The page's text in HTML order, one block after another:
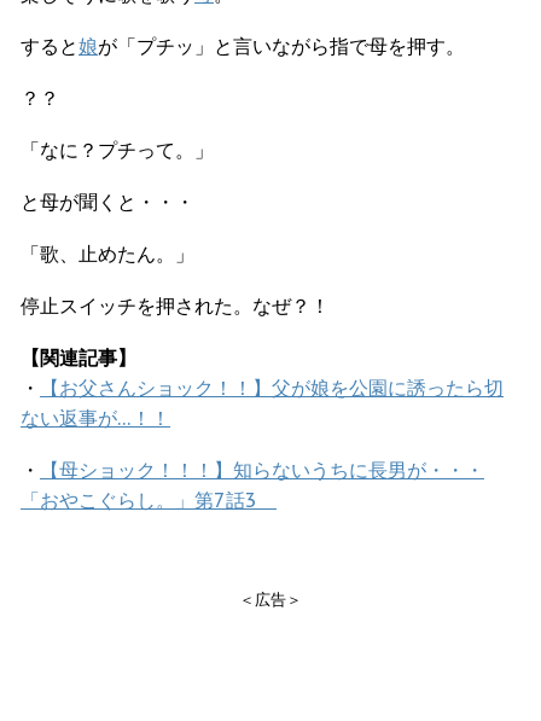
すると娘が「プチッ」と言いながら指で母を押す。
？？
「なに？プチって。」
と母が聞くと・・・
「歌、止めたん。」
停止スイッチを押された。なぜ？！
【関連記事】
・
【お父さんショック！！】父が娘を公園に誘ったら切
ない返事が…！！
・
【母ショック！！！】知らないうちに長男が・・・
「おやこぐらし。」第7話3
＜広告＞